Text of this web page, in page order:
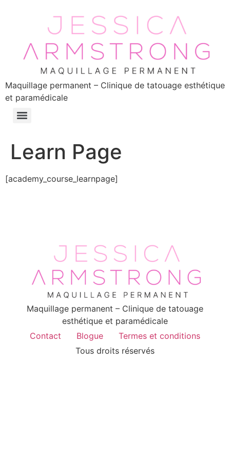
Maquillage permanent – Clinique de tatouage esthétique
et paramédicale
Learn Page
[academy_course_learnpage]
Maquillage permanent – Clinique de tatouage
esthétique et paramédicale
Contact
Blogue
Termes et conditions
Tous droits réservés